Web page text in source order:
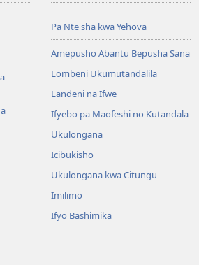
Pa Nte sha kwa Yehova
Amepusho Abantu Bepusha Sana
Lombeni Ukumutandalila
Landeni na Ifwe
Ifyebo pa Maofeshi no Kutandala
Ukulongana
Icibukisho
Ukulongana kwa Citungu
Imilimo
Ifyo Bashimika